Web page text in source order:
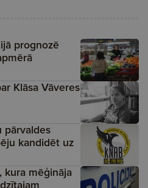
prognozē
Klāsa Vāveres
pārvaldes
kandidēt uz
kura mēģināja